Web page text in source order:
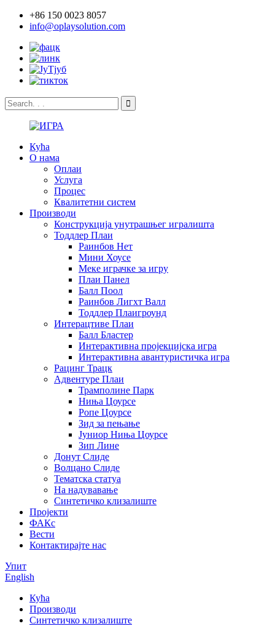
+86 150 0023 8057
info@oplaysolution.com
Кућа
О нама
Оплаи
Услуга
Процес
Квалитетни систем
Производи
Конструкција унутрашњег игралишта
Тоддлер Плаи
Раинбов Нет
Мини Хоусе
Меке играчке за игру
Плаи Панел
Балл Поол
Раинбов Лигхт Валл
Тоддлер Плаигроунд
Интерацтиве Плаи
Балл Бластер
Интерактивна пројекцијска игра
Интерактивна авантуристичка игра
Рацинг Трацк
Адвентуре Плаи
Трамполине Парк
Ниња Цоурсе
Ропе Цоурсе
Зид за пењање
Јуниор Ниња Цоурсе
Зип Лине
Донут Слиде
Волцано Слиде
Тематска статуа
На надувавање
Синтетичко клизалиште
Пројекти
ФАКс
Вести
Контактирајте нас
Упит
English
Кућа
Производи
Синтетичко клизалиште